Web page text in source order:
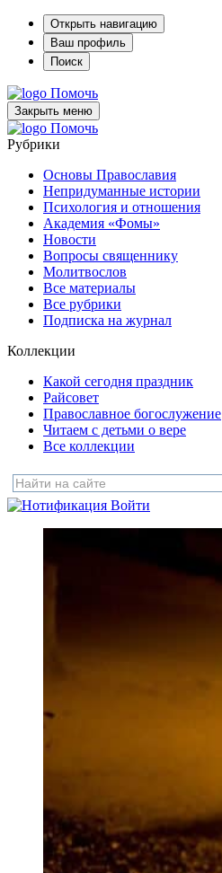
Открыть навигацию
Ваш профиль
Поиск
Помочь
Закрыть меню
Помочь
Рубрики
Основы Православия
Непридуманные истории
Психология и отношения
Академия «Фомы»
Новости
Вопросы священнику
Молитвослов
Все материалы
Все рубрики
Подписка на журнал
Коллекции
Какой сегодня праздник
Райсовет
Православное богослужение
Читаем с детьми о вере
Все коллекции
Войти